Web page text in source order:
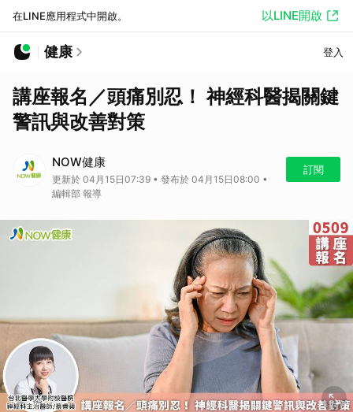
在LINE應用程式中開啟。 以LINE開啟
健康 登入
講座報名／頭痛別忍！ 神經科醫揭關鍵
警訊與改善對策
NOW健康
更新於 04月15日07:39 • 發布於 04月15日08:00 •
編輯部 報導
訂閱